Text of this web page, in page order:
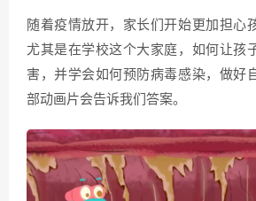
随着疫情放开，家长们开始更加担心
尤其是在学校这个大家庭，如何让孩
害，并学会如何预防病毒感染，做好
部动画片会告诉我们答案。